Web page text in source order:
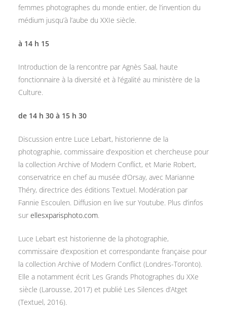
femmes photographes du monde entier, de l’invention du
médium jusqu’à l’aube du XXIe siècle.
à 14 h 15
Introduction de la rencontre par Agnès Saal, haute
fonctionnaire à la diversité et à l’égalité au ministère de la
Culture.
de 14 h 30 à 15 h 30
Discussion entre Luce Lebart, historienne de la
photographie, commissaire d’exposition et chercheuse pour
la collection Archive of Modern Conflict, et Marie Robert,
conservatrice en chef au musée d’Orsay, avec Marianne
Théry, directrice des éditions Textuel. Modération par
Fannie Escoulen. Diffusion en live sur Youtube. Plus d’infos
sur ellesxparisphoto.com.
Luce Lebart est historienne de la photographie,
commissaire d’exposition et correspondante française pour
la collection Archive of Modern Conflict (Londres-Toronto).
Elle a notamment écrit Les Grands Photographes du XXe
siècle (Larousse, 2017) et publié Les Silences d’Atget
(Textuel, 2016).